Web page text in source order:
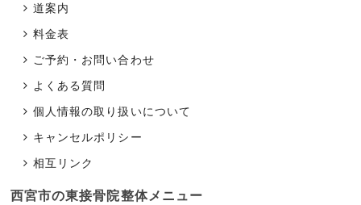
道案内
料金表
ご予約・お問い合わせ
よくある質問
個人情報の取り扱いについて
キャンセルポリシー
相互リンク
西宮市の東接骨院整体メニュー